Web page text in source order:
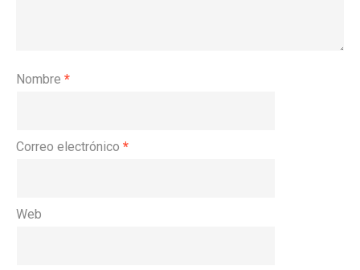
Nombre *
Correo electrónico *
Web